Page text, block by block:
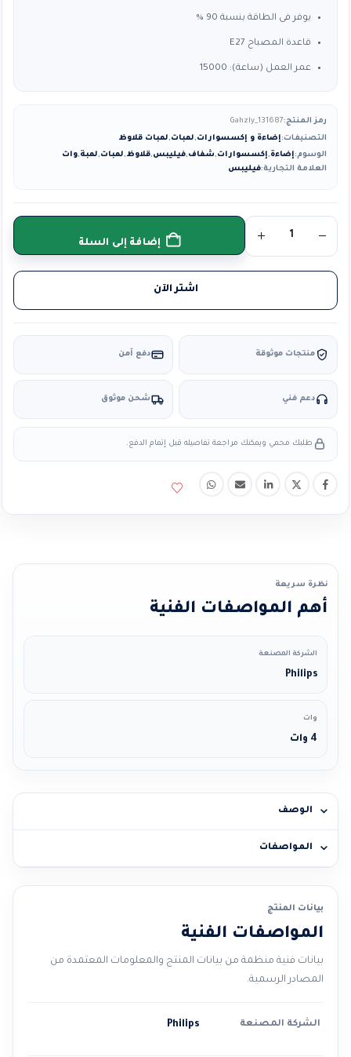
يوفر فى الطاقة بنسبة 90 %
قاعدة المصباح E27
عمر العمل (ساعة): 15000
رمز المنتج:Gahzly_131687
التصنيفات:إضاءة و إكسسوارات,لمبات,لمبات قلاوظ
الوسوم:إضاءة,إكسسوارات,شفاف,فيليبس,قلاوظ,لمبات,لمبة,وات
العلامة التجارية:فيليبس
إضافة إلى السلة
اشتر الآن
منتجات موثوقة دفع آمن
دعم فني شحن موثوق
طلبك محمي ويمكنك مراجعة تفاصيله قبل إتمام الدفع.
نظرة سريعة
أهم المواصفات الفنية
الشركة المصنعة
Philips
وات
4 وات
الوصف
المواصفات
بيانات المنتج
المواصفات الفنية
بيانات فنية منظمة من بيانات المنتج والمعلومات المعتمدة من
المصادر الرسمية.
الشركة المصنعة Philips